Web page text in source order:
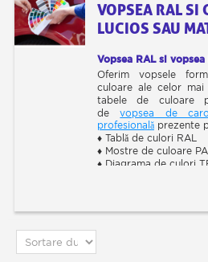
VOPSEA RAL SI
LUCIOS SAU
Vopsea RAL si
Oferim vopsele
culoare ale celor
tabele de culoare
devopsea de
profesională prezente
♦ Tablă de culori RAL
♦ Mostre de culoare
♦ Diagrama de culori
vopsea RAL: